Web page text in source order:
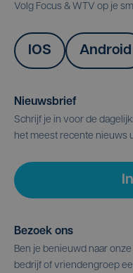
Volg Focus & WTV op je
IOS Android
Nieuwsbrief
Schrijf je in voor de
het meest recente nieuws
Bezoek ons
Ben je benieuwd naar
bedrijf of vriendengroep